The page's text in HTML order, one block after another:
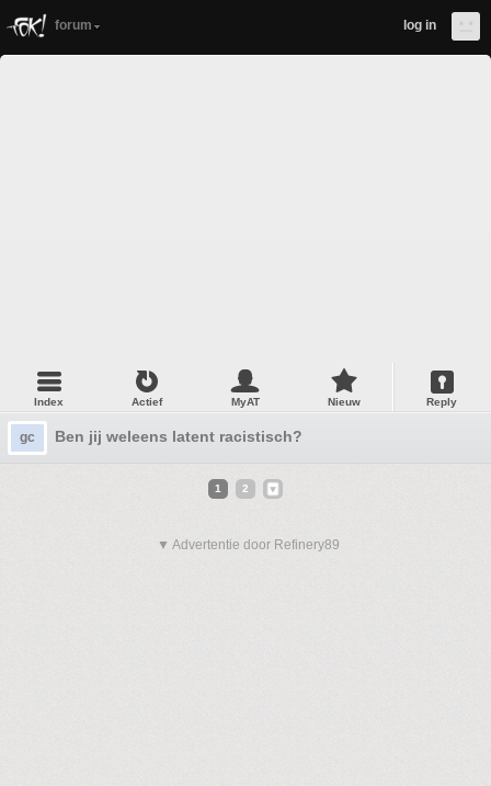
forum log in
Index Actief MyAT Nieuw Reply
gc Ben jij weleens latent racistisch?
1 2
▼ Advertentie door Refinery89